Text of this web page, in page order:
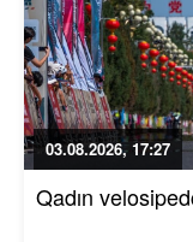
03.08.2026, 17:27
Qadın